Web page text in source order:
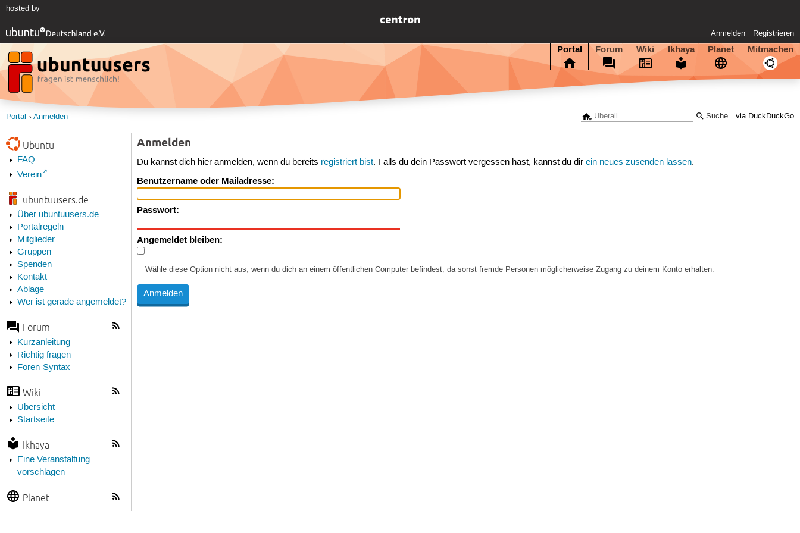
hosted by
Anmelden Registrieren
Portal Forum Wiki Ikhaya Planet Mitmachen
via DuckDuckGo
Portal Anmelden
Ubuntu
FAQ
Verein
ubuntuusers.de
Über ubuntuusers.de
Portalregeln
Mitglieder
Gruppen
Spenden
Kontakt
Ablage
Wer ist gerade angemeldet?
Forum
Kurzanleitung
Richtig fragen
Foren-Syntax
Wiki
Übersicht
Startseite
Ikhaya
Eine Veranstaltung
vorschlagen
Planet
Anmelden
Du kannst dich hier anmelden, wenn du bereits registriert bist. Falls du dein Passwort vergessen hast, kannst du direin neues zusenden lassen.
Benutzername oder Mailadresse:
Passwort:
Angemeldet bleiben:
Wähle diese Option nicht aus, wenn du dich an einem öffentlichen Computer befindest, da sonst fremde Personen möglicherweise Zugang zu deinem Konto erhalten.